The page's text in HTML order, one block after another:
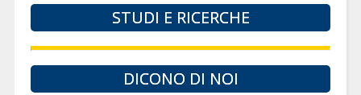
STUDI E RICERCHE
DICONO DI NOI